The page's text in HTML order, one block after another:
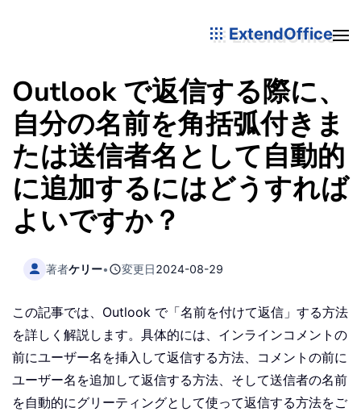
ExtendOffice
Outlook で返信する際に、
自分の名前を角括弧付きま
たは送信者名として自動的
に追加するにはどうすれば
よいですか？
著者ケリー• 変更日2024-08-29
この記事では、Outlook で「名前を付けて返信」する方法
を詳しく解説します。具体的には、インラインコメントの
前にユーザー名を挿入して返信する方法、コメントの前に
ユーザー名を追加して返信する方法、そして送信者の名前
を自動的にグリーティングとして使って返信する方法をご